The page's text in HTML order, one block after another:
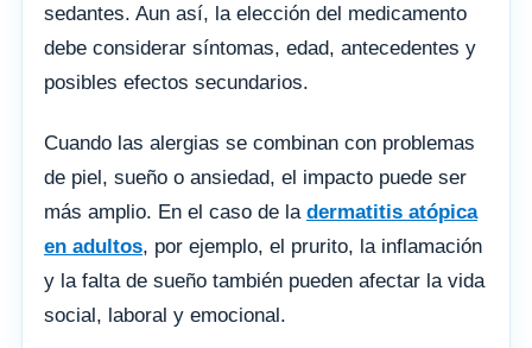
sedantes. Aun así, la elección del medicamento
debe considerar síntomas, edad, antecedentes y
posibles efectos secundarios.
Cuando las alergias se combinan con problemas
de piel, sueño o ansiedad, el impacto puede ser
más amplio. En el caso de la dermatitis atópica
en adultos, por ejemplo, el prurito, la inflamación
y la falta de sueño también pueden afectar la vida
social, laboral y emocional.